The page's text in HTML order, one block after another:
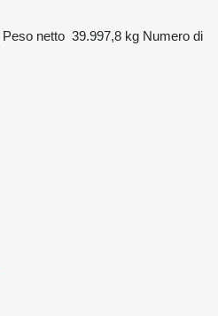
Peso netto 39.997,8 kg Numero di